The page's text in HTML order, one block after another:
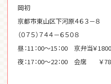
岡初
京都市東山区下河原４６３－８
（０７５）７４４－６５０８
昼：11：00～15：00 京弁当￥
夜：17：00～22：00 会席 ￥